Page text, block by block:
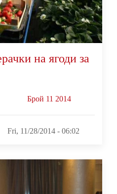
на ягоди за
Брой 11 2014
Fri, 11/28/2014 - 06:02